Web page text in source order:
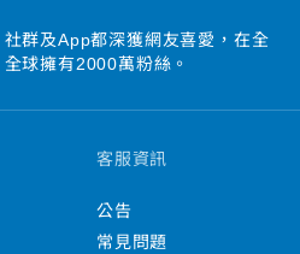
群及App都深獲網友喜愛，在全
球擁有2000萬粉絲。
客服資訊
公告
常見問題